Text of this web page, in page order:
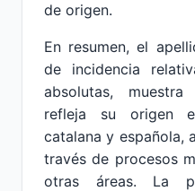
de origen.
En resumen, el
de incidencia
absolutas,
refleja su origen
catalana y española,
través de procesos
otras áreas. La